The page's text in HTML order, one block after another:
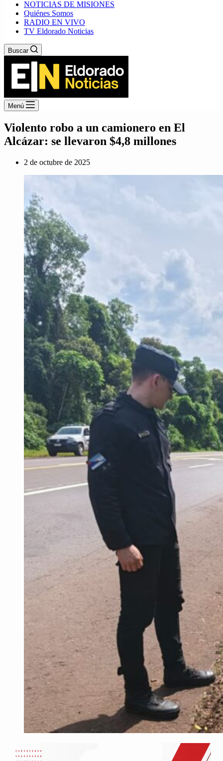
NOTICIAS DE MISIONES
Quiénes Somos
RADIO EN VIVO
TV Eldorado Noticias
Buscar
Menú
Violento robo a un camionero en El
Alcázar: se llevaron $4,8 millones
2 de octubre de 2025